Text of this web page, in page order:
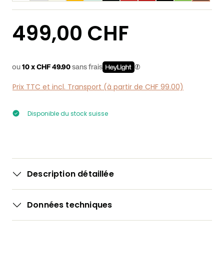
Prix régulier :
499,00 CHF
ou 10 x CHF 49.90 sans frais
Prix TTC et incl. Transport (à partir de CHF 99.00)
Disponible du stock suisse
Description détaillée
Données techniques